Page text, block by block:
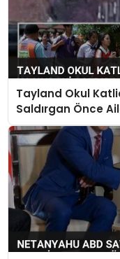
Tayland Okul
Saldırgan Önce